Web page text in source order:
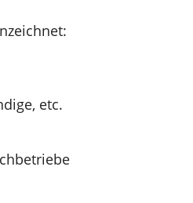
etc.